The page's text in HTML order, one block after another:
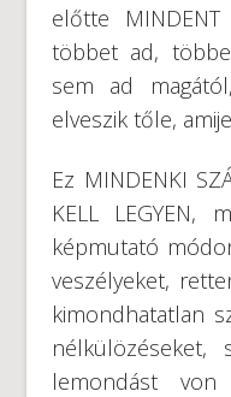
előtte
többet ad,
sem ad
elveszik tőle,
Ez MINDENKI
KELL LEGYEN,
képmutató
veszélyeket,
kimondhatatlan
lemondást